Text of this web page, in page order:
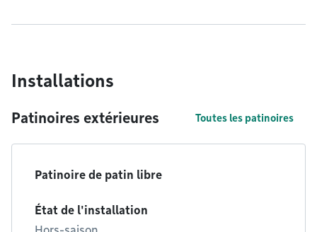
Installations
Patinoires extérieures Toutes les patinoires
Patinoire de patin libre
État de l'installation